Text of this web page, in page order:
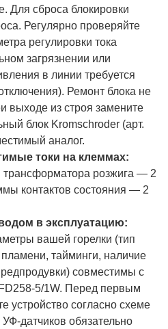
Для сброса блокировки
Регулярно проверяйте
регулировки тока
загрязнении или
в линии требуется
Ремонт блока не
выходе из строя замените
блок Kromschroder (арт.
аналог.
токи на клеммах:
розжига — 2
контактов состояния — 2
в эксплуатацию:
вашей горелки (тип
тайминги, наличие
совместимы с
5/1W. Перед первым
устройство согласно схеме
датчиков обязательно